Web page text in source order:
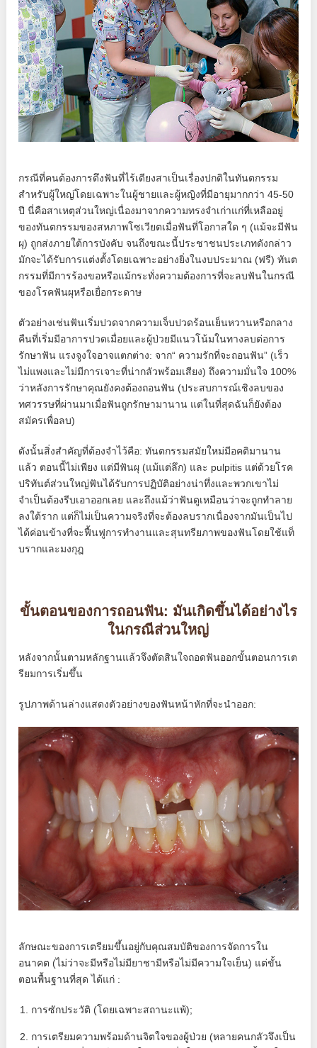
กรณีที่คนต้องการดึงฟันที่ไร้เดียงสาเป็นเรื่องปกติในทันตกรรม
สำหรับผู้ใหญ่โดยเฉพาะในผู้ชายและผู้หญิงที่มีอายุมากกว่า 45-50
ปี นี่คือสาเหตุส่วนใหญ่เนื่องมาจากความทรงจำเก่าแก่ที่เหลืออยู่
ของทันตกรรมของสหภาพโซเวียตเมื่อฟันที่โอกาสใด ๆ (แม้จะมีฟัน
ผุ) ถูกส่งภายใต้การบังคับ จนถึงขณะนี้ประชาชนประเภทดังกล่าว
มักจะได้รับการแต่งตั้งโดยเฉพาะอย่างยิ่งในงบประมาณ (ฟรี) ทันต
กรรมที่มีการร้องขอหรือแม้กระทั่งความต้องการที่จะลบฟันในกรณี
ของโรคฟันผุหรือเยื่อกระดาษ
ตัวอย่างเช่นฟันเริ่มปวดจากความเจ็บปวดร้อนเย็นหวานหรือกลาง
คืนที่เริ่มมีอาการปวดเมื่อยและผู้ป่วยมีแนวโน้มในทางลบต่อการ
รักษาฟัน แรงจูงใจอาจแตกต่าง: จาก“ ความรักที่จะถอนฟัน” (เร็ว
ไม่แพงและไม่มีการเจาะที่น่ากลัวพร้อมเสียง) ถึงความมั่นใจ 100%
ว่าหลังการรักษาคุณยังคงต้องถอนฟัน (ประสบการณ์เชิงลบของ
ทศวรรษที่ผ่านมาเมื่อฟันถูกรักษามานาน แต่ในที่สุดฉันก็ยังต้อง
สมัครเพื่อลบ)
ดังนั้นสิ่งสำคัญที่ต้องจำไว้คือ: ทันตกรรมสมัยใหม่มีอคติมานาน
แล้ว ตอนนี้ไม่เพียง แต่มีฟันผุ (แม้แต่ลึก) และ pulpitis แต่ด้วยโรค
ปริทันต์ส่วนใหญ่ฟันได้รับการปฏิบัติอย่างน่าทึ่งและพวกเขาไม่
จำเป็นต้องรีบเอาออกเลย และถึงแม้ว่าฟันดูเหมือนว่าจะถูกทำลาย
ลงใต้ราก แต่ก็ไม่เป็นความจริงที่จะต้องลบรากเนื่องจากมันเป็นไป
ได้ค่อนข้างที่จะฟื้นฟูการทำงานและสุนทรียภาพของฟันโดยใช้แท็
บรากและมงกุฎ
ขั้นตอนของการถอนฟัน: มันเกิดขึ้นได้อย่างไร
ในกรณีส่วนใหญ่
หลังจากนั้นตามหลักฐานแล้วจึงตัดสินใจถอดฟันออกขั้นตอนการเต
รียมการเริ่มขึ้น
รูปภาพด้านล่างแสดงตัวอย่างของฟันหน้าหักที่จะนำออก:
ลักษณะของการเตรียมขึ้นอยู่กับคุณสมบัติของการจัดการใน
อนาคต (ไม่ว่าจะมีหรือไม่มียาชามีหรือไม่มีความใจเย็น) แต่ขั้น
ตอนพื้นฐานที่สุด ได้แก่ :
การซักประวัติ (โดยเฉพาะสถานะแพ้);
การเตรียมความพร้อมด้านจิตใจของผู้ป่วย (หลายคนกลัวจึงเป็น